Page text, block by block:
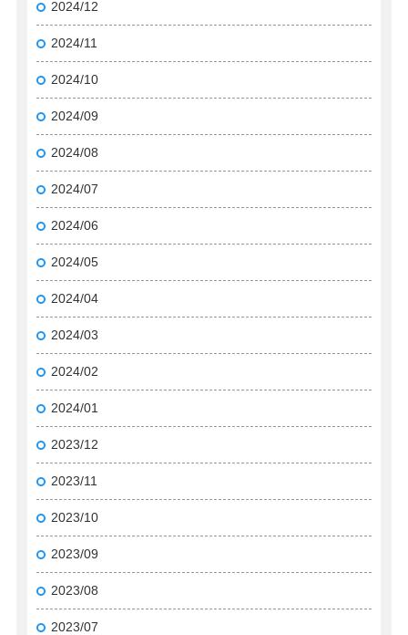
2024/12
2024/11
2024/10
2024/09
2024/08
2024/07
2024/06
2024/05
2024/04
2024/03
2024/02
2024/01
2023/12
2023/11
2023/10
2023/09
2023/08
2023/07